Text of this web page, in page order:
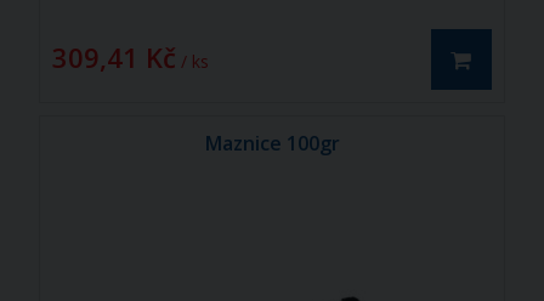
309,41 Kč / ks
Maznice 100gr